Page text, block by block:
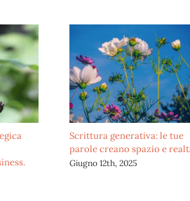
Comunicazione strategica
per il brand: guida
all’evoluzione del business.